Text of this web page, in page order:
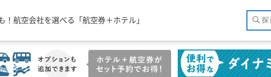
！航空会社を選べる「航空券＋ホテル」